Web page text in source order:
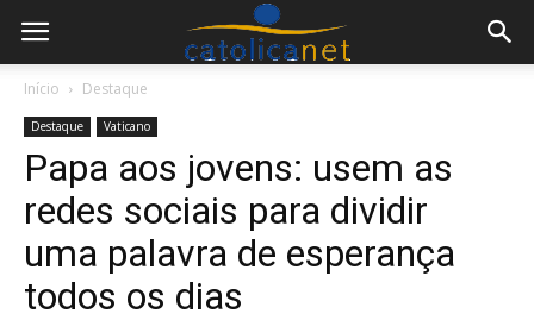
Início Destaque
Destaque Vaticano
Papa aos jovens: usem as
redes sociais para dividir
uma palavra de esperança
todos os dias